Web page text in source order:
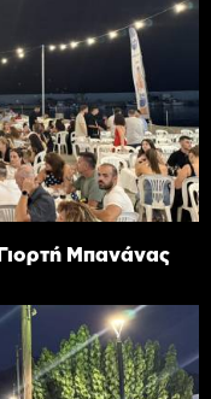
Μπανάνας